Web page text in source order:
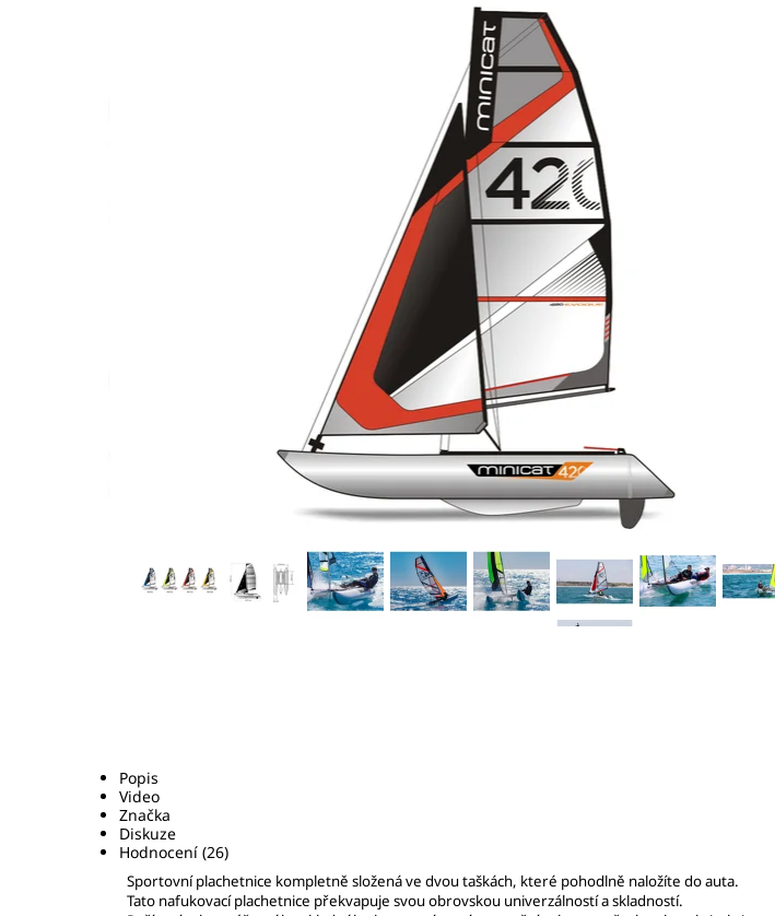
Popis
Video
Značka
Diskuze
Hodnocení (26)
Sportovní plachetnice kompletně složená ve dvou taškách, které pohodlně naložíte do auta.
Tato nafukovací plachetnice překvapuje svou obrovskou univerzálností a skladností.